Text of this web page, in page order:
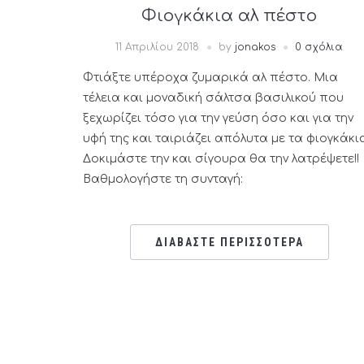
Φιογκάκια αλ πέστο
11 Απριλίου 2018 by jonakos 0 σχόλια
Φτιάξτε υπέροχα ζυμαρικά αλ πέστο. Μια
τέλεια και μοναδική σάλτσα βασιλικού που
ξεχωρίζει τόσο για την γεύση όσο και για την
υφή της και ταιριάζει απόλυτα με τα
Δοκιμάστε την και σίγουρα θα την λατρέψετε!!
Βαθμολογήστε τη συνταγή:
ΔΙΑΒΑΣΤΕ ΠΕΡΙΣΣΟΤΕΡΑ